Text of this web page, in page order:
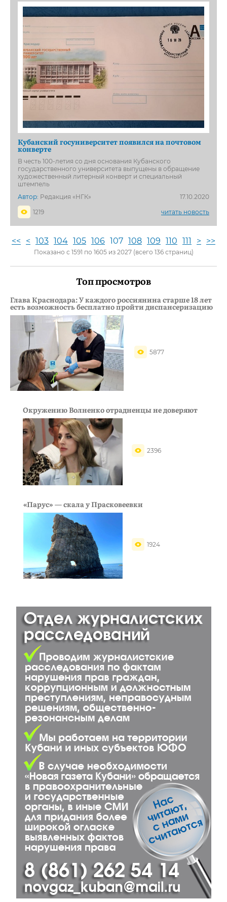
Кубанский госуниверситет появился на почтовом
конверте
В честь 100-летия со дня основания Кубанского
государственного университета выпущены в обращение
художественный литерный конверт и специальный
штемпель
Автор: Редакция «НГК»
17.10.2020
1219
читать новость
<< < 103 104 105 106 107 108 109 110 111 > >>
Показано с 1591 по 1605 из 2027 (всего 136 страниц)
Топ просмотров
Глава Краснодара: У каждого россиянина старше 18 лет
есть возможность бесплатно пройти диспансеризацию
5877
Окружению Волненко отрадненцы не доверяют
2396
«Парус» — скала у Прасковеевки
1924